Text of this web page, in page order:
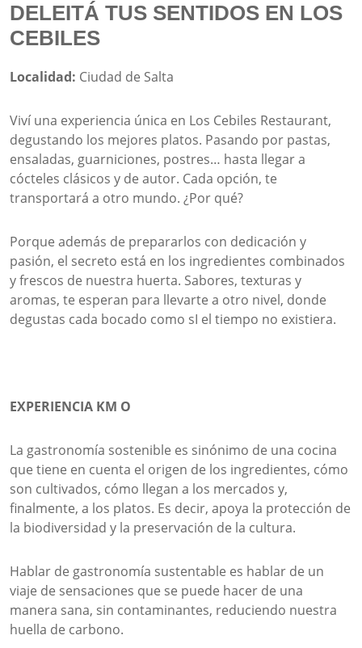
DELEITÁ TUS SENTIDOS EN LOS
CEBILES
Localidad: Ciudad de Salta
Viví una experiencia única en Los Cebiles Restaurant,
degustando los mejores platos. Pasando por pastas,
ensaladas, guarniciones, postres… hasta llegar a
cócteles clásicos y de autor. Cada opción, te
transportará a otro mundo. ¿Por qué?
Porque además de prepararlos con dedicación y
pasión, el secreto está en los ingredientes combinados
y frescos de nuestra huerta. Sabores, texturas y
aromas, te esperan para llevarte a otro nivel, donde
degustas cada bocado como sI el tiempo no existiera.
EXPERIENCIA KM O
La gastronomía sostenible es sinónimo de una cocina
que tiene en cuenta el origen de los ingredientes, cómo
son cultivados, cómo llegan a los mercados y,
finalmente, a los platos. Es decir, apoya la protección de
la biodiversidad y la preservación de la cultura.
Hablar de gastronomía sustentable es hablar de un
viaje de sensaciones que se puede hacer de una
manera sana, sin contaminantes, reduciendo nuestra
huella de carbono.